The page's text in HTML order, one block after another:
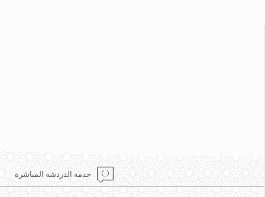
خدمة الدردشة المباشرة